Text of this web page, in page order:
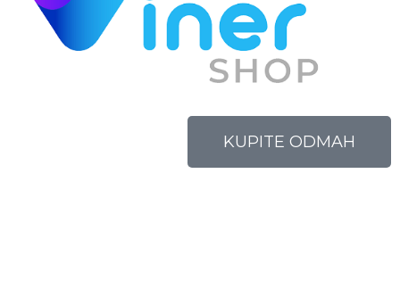
KUPITE ODMAH